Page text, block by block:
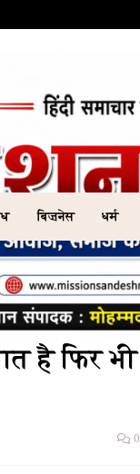
बिज़नेस धर्म
है फिर भी
0